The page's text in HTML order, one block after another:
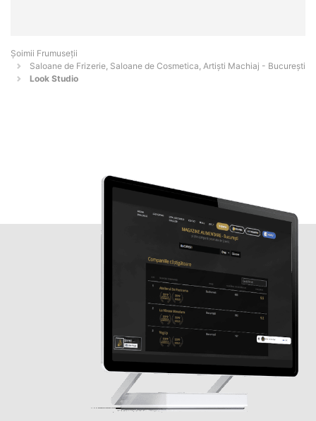
Șoimii Frumuseții
Saloane de Frizerie, Saloane de Cosmetica, Artiști Machiaj - Bucureşti
Look Studio